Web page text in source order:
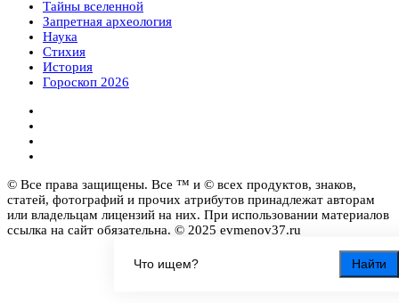
Найти
Тайны вселенной
Запретная археология
Наука
Стихия
История
Гороскоп 2026
© Все права защищены. Все ™ и © всех продуктов, знаков,
статей, фотографий и прочих атрибутов принадлежат авторам
или владельцам лицензий на них. При использовании материалов
ссылка на сайт обязательна. © 2025 evmenov37.ru